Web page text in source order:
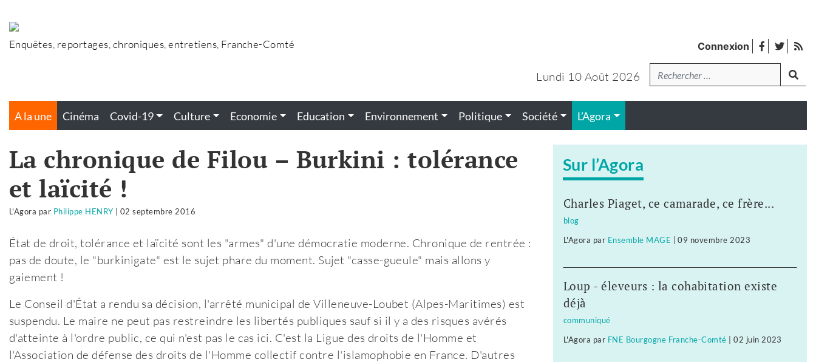
au
Enquêtes, reportages, chroniques, entretiens, Franche-Comté Connexion facebook
twitter
Lundi 10 Août 2026Recherche
A la une Cinéma Covid-19 Culture Economie Education Environnement Politique Société L’Agora
La chronique de Filou – Burkini : tolérance
et laïcité !
L'Agora par Philippe HENRY 02 septembre 2016
État de droit, tolérance et laïcité sont les "armes" d'une démocratie moderne. Chronique de rentrée :
pas de doute, le "burkinigate" est le sujet phare du moment. Sujet "casse-gueule" mais allons y
gaiement !
Le Conseil d'État a rendu sa décision, l'arrêté municipal de Villeneuve-Loubet (Alpes-Maritimes) est
suspendu. Le maire ne peut pas restreindre les libertés publiques sauf si il y a des risques avérés
d'atteinte à l'ordre public, ce qui n'est pas le cas ici. C'est la Ligue des droits de l'Homme et
l'Association de défense des droits de l'Homme collectif contre l'islamophobie en France. D'autres
Sur l’Agora
Charles Piaget, ce camarade, ce frère...
blog
L'Agora par Ensemble MAGE |09 novembre 2023
Loup - éleveurs : la cohabitation existe
déjà
communiqué
L'Agora par FNE Bourgogne Franche-Comté |02 juin 2023